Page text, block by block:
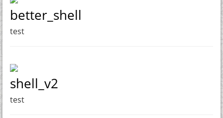
better_shell
test
shell_v2
test